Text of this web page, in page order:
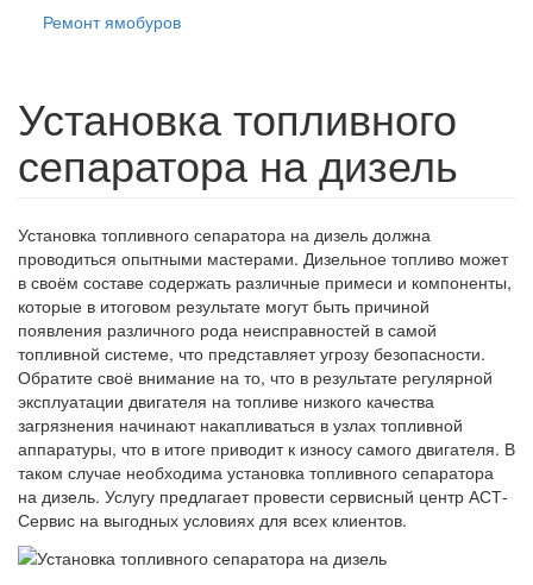
Ремонт ямобуров
Установка топливного
сепаратора на дизель
Установка топливного сепаратора на дизель должна
проводиться опытными мастерами. Дизельное топливо может
в своём составе содержать различные примеси и компоненты,
которые в итоговом результате могут быть причиной
появления различного рода неисправностей в самой
топливной системе, что представляет угрозу безопасности.
Обратите своё внимание на то, что в результате регулярной
эксплуатации двигателя на топливе низкого качества
загрязнения начинают накапливаться в узлах топливной
аппаратуры, что в итоге приводит к износу самого двигателя. В
таком случае необходима установка топливного сепаратора
на дизель. Услугу предлагает провести сервисный центр АСТ-
Сервис на выгодных условиях для всех клиентов.